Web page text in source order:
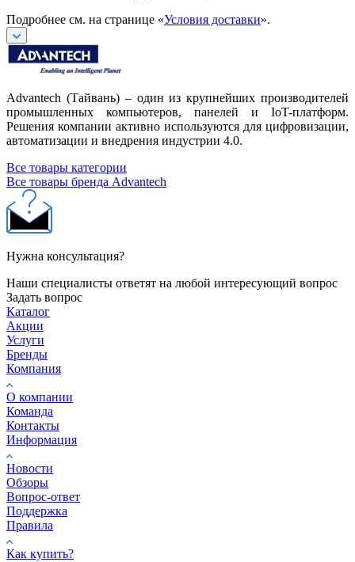
Подробнее см. на странице «Условия доставки».
Advantech (Тайвань) – один из крупнейших производителей
промышленных компьютеров, панелей и IoT-платформ.
Решения компании активно используются для цифровизации,
автоматизации и внедрения индустрии 4.0.
Все товары категории
Все товары бренда Advantech
Нужна консультация?
Наши специалисты ответят на любой интересующий вопрос
Задать вопрос
Каталог
Акции
Услуги
Бренды
Компания
О компании
Команда
Контакты
Информация
Новости
Обзоры
Вопрос-ответ
Поддержка
Правила
Как купить?